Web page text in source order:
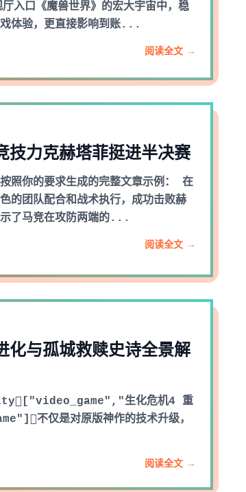
入口《魔兽世界》的宏大宇宙中，稳
戏体验，更直接影响到账...
阅读全文 →
技力克赫塔菲挺进半决赛
照你的要求生成的完整文章示例： 在
的团队配合和战术执行，成功击败赫
示了马竞在攻防两端的...
阅读全文 →
化与孤城救赎史诗全景解
生化危机4 重
仅是对原版神作的技术升级，
阅读全文 →